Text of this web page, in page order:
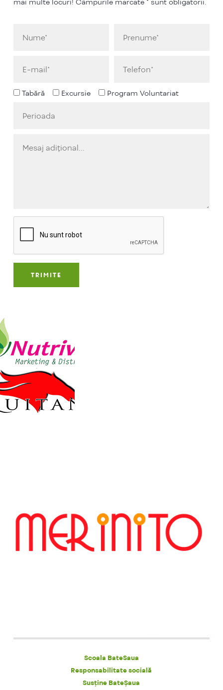
Tabără Excursie Program Voluntariat
Scoala BateSaua
Responsabilitate socială
Susține BateȘaua